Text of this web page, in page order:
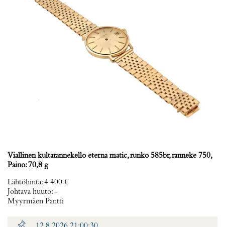
Viallinen kultarannekello eterna matic, runko 585br, ranneke 750,
Paino: 70,8 g
Lähtöhinta:4 400 €
Johtava huuto:-
Myyrmäen Pantti